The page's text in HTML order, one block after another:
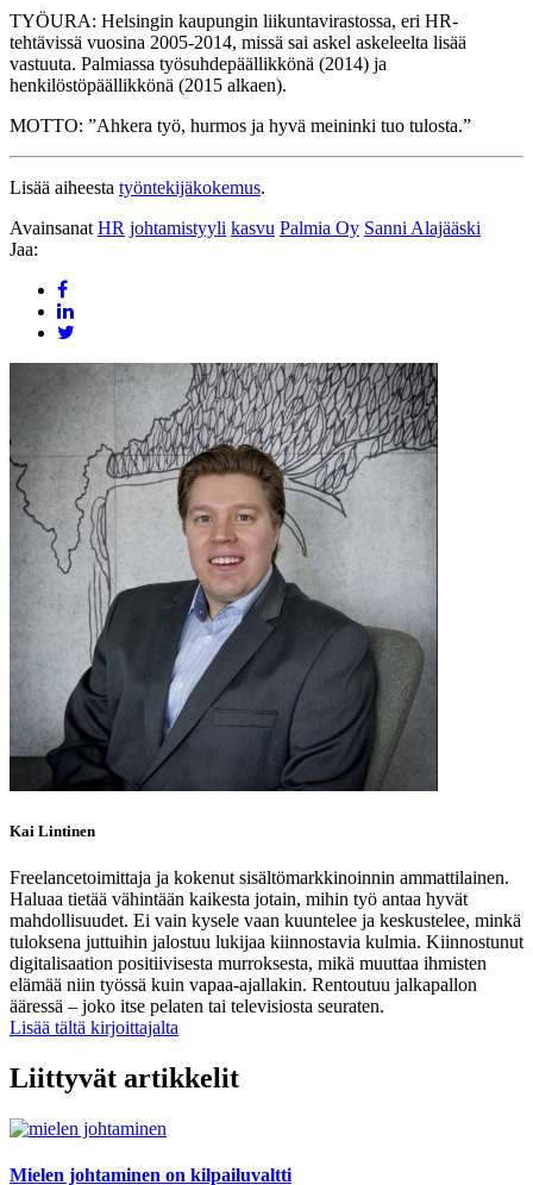
TYÖURA: Helsingin kaupungin liikuntavirastossa, eri HR-
tehtävissä vuosina 2005-2014, missä sai askel askeleelta lisää
vastuuta. Palmiassa työsuhdepäällikkönä (2014) ja
henkilöstöpäällikkönä (2015 alkaen).
MOTTO: ”Ahkera työ, hurmos ja hyvä meininki tuo tulosta.”
Lisää aiheesta työntekijäkokemus.
Avainsanat HR johtamistyyli kasvu Palmia Oy Sanni Alajääski
Jaa:
Kai Lintinen
Freelancetoimittaja ja kokenut sisältömarkkinoinnin ammattilainen.
Haluaa tietää vähintään kaikesta jotain, mihin työ antaa hyvät
mahdollisuudet. Ei vain kysele vaan kuuntelee ja keskustelee, minkä
tuloksena juttuihin jalostuu lukijaa kiinnostavia kulmia. Kiinnostunut
digitalisaation positiivisesta murroksesta, mikä muuttaa ihmisten
elämää niin työssä kuin vapaa-ajallakin. Rentoutuu jalkapallon
ääressä – joko itse pelaten tai televisiosta seuraten.
Lisää tältä kirjoittajalta
Liittyvät artikkelit
Mielen johtaminen on kilpailuvaltti